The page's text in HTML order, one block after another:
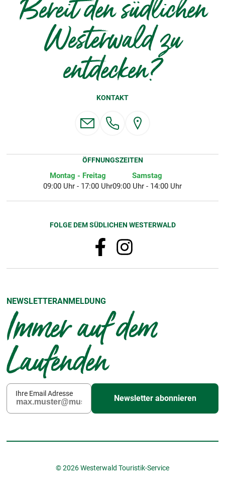
Bereit den südlichen
Westerwald zu
entdecken?
KONTAKT
ÖFFNUNGSZEITEN
Montag - Freitag
09:00 Uhr - 17:00 Uhr
Samstag
09:00 Uhr - 14:00 Uhr
FOLGE DEM SÜDLICHEN WESTERWALD
NEWSLETTERANMELDUNG
Immer auf dem
Laufenden
Ihre Email Adresse
Newsletter abonnieren
© 2026 Westerwald Touristik-Service